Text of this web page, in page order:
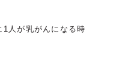
人が乳がんになる時